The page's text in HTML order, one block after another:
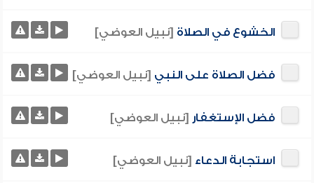
الخشوع في الصلاة [نبيل العوضي]
فضل الصلاة على النبي [نبيل العوضي]
فضل الإستغفار [نبيل العوضي]
استجابة الدعاء [نبيل العوضي]